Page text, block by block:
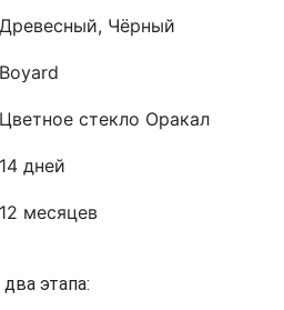
Древесный, Чёрный
Boyard
Цветное стекло Оракал
14 дней
12 месяцев
этапа: